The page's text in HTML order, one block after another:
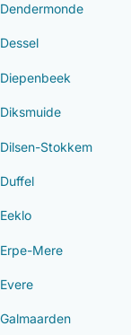
Dendermonde
Dessel
Diepenbeek
Diksmuide
Dilsen-Stokkem
Duffel
Eeklo
Erpe-Mere
Evere
Galmaarden